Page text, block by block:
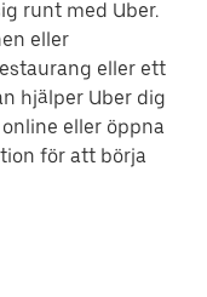
runt med Uber.
eller
eller ett
hjälper Uber dig
eller öppna
för att börja